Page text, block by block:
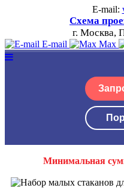
E-mail:
Схема
г. Москва,
E-mail Max
Минимальная